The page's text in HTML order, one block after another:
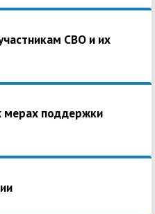
СВО и их
мерах поддержки